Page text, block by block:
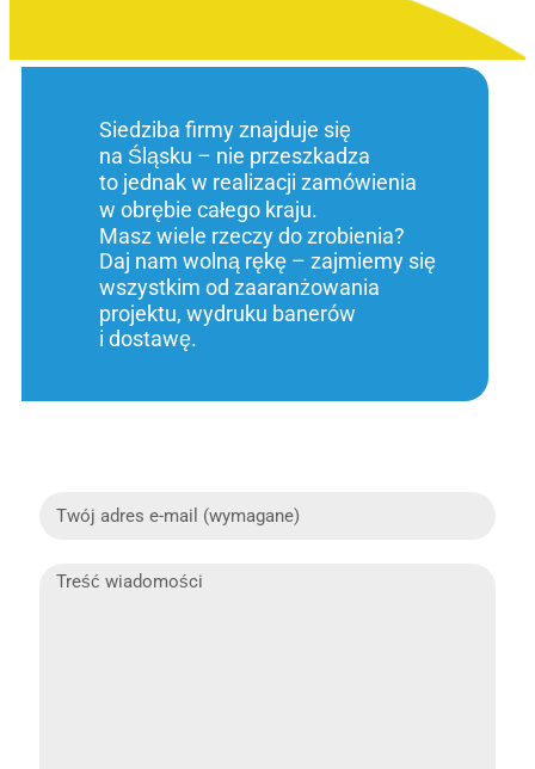
Siedziba firmy znajduje się
na Śląsku – nie przeszkadza
to jednak w realizacji zamówienia
w obrębie całego kraju.
Masz wiele rzeczy do zrobienia?
Daj nam wolną rękę – zajmiemy się
wszystkim od zaaranżowania
projektu, wydruku banerów
i dostawę.